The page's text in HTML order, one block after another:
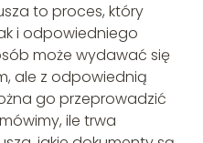
to proces, który
i odpowiedniego
może wydawać się
ale z odpowiednią
go przeprowadzić
ile trwa